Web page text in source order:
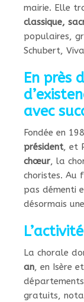
mairie. Elle
classique,
populaires,
Schubert,
En près
avec
Fondée en
président, et
chœur, la
choristes. Au
pas démenti
désormais
La chorale
an, en Isère
gratuits,